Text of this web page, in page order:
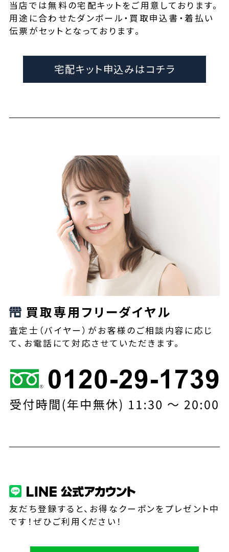
当店では無料の宅配キットをご用意しております。
用途に合わせたダンボール・買取申込書・着払い
伝票がセットとなっております。
宅配キット申込みはコチラ
買取専用フリーダイヤル
査定士（バイヤー）がお客様のご相談内容に応じ
て、お電話にて対応させていただきます。
友だち登録すると、お得なクーポンをプレゼント中
です！ぜひご利用ください！